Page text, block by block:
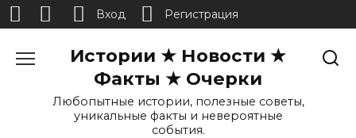
Истории ★ Новости ★
Факты ★ Очерки
Любопытные истории, полезные советы,
уникальные факты и невероятные
события.
Вход Регистрация